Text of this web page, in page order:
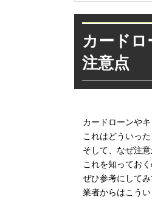
カード
注意点
カードローンや
これはどういっ
そして、なぜ注
これを知ってお
ぜひ参考にしてみ
業者からはこう